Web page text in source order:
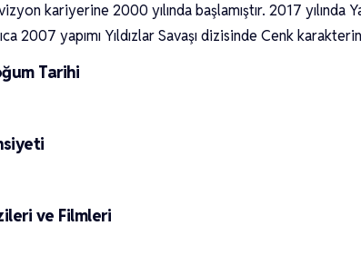
kariyerine 2000 yılında başlamıştır. 2017
2007 yapımı Yıldızlar Savaşı dizisinde Cenk
Tarihi
ve Filmleri